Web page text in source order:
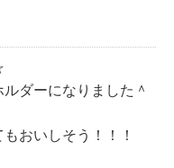
ダーになりました＾
おいしそう！！！